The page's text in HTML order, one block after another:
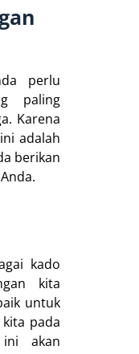
perlu
paling
Karena
adalah
berikan
kado
kita
untuk
pada
akan